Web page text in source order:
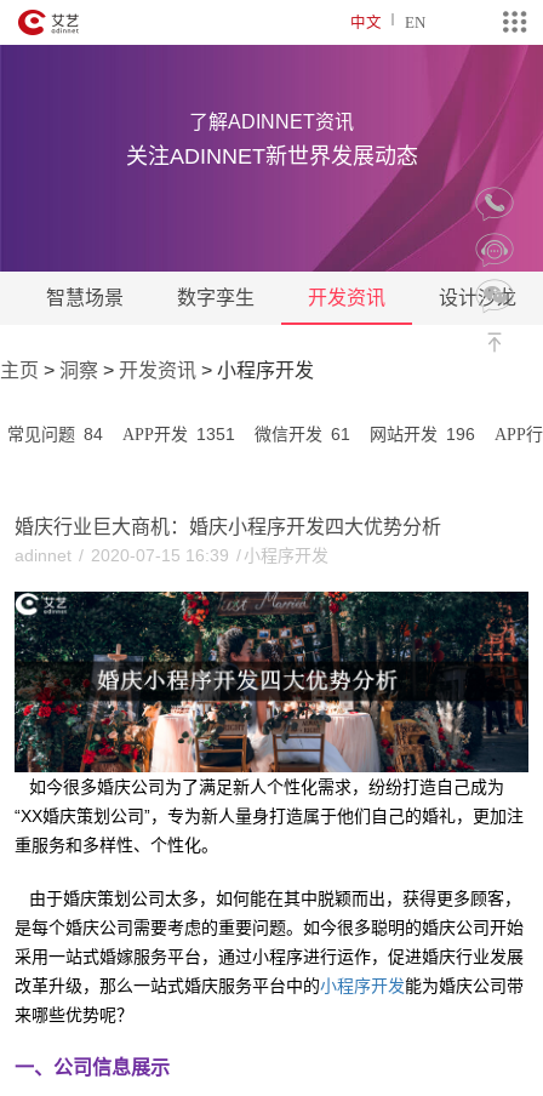
中文 EN
了解ADINNET资讯
关注ADINNET新世界发展动态
智慧场景 数字孪生 开发资讯 设计沙龙
主页 > 洞察 > 开发资讯 > 小程序开发
常见问题 84 APP开发 1351 微信开发 61 网站开发 196 APP
婚庆行业巨大商机：婚庆小程序开发四大优势分析
adinnet / 2020-07-15 16:39 /小程序开发
如今很多婚庆公司为了满足新人个性化需求，纷纷打造自己成为
“XX婚庆策划公司”，专为新人量身打造属于他们自己的婚礼，更加注
重服务和多样性、个性化。
由于婚庆策划公司太多，如何能在其中脱颖而出，获得更多顾客，
是每个婚庆公司需要考虑的重要问题。如今很多聪明的婚庆公司开始
采用一站式婚嫁服务平台，通过小程序进行运作，促进婚庆行业发展
改革升级，那么一站式婚庆服务平台中的小程序开发能为婚庆公司带
来哪些优势呢？
一、公司信息展示